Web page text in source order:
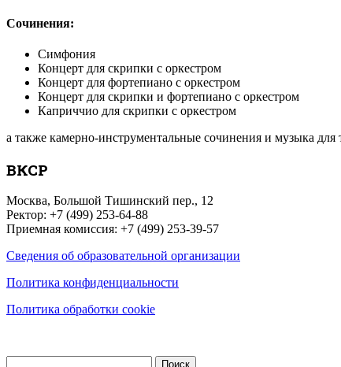
Сочинения:
Симфония
Концерт для скрипки с оркестром
Концерт для фортепиано с оркестром
Концерт для скрипки и фортепиано с оркестром
Каприччио для скрипки с оркестром
а также камерно-инструментальные сочинения и музыка
ВКСР
Москва, Большой Тишинский пер., 12
Ректор: +7 (499) 253-64-88
Приемная комиссия: +7 (499) 253-39-57
Сведения об образовательной организации
Политика конфиденциальности
Политика обработки cookie